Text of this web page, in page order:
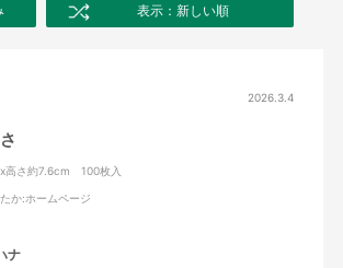
表示：新しい順
2026.3.4
高さ約7.6cm 100枚入
か:ホームページ
ナ